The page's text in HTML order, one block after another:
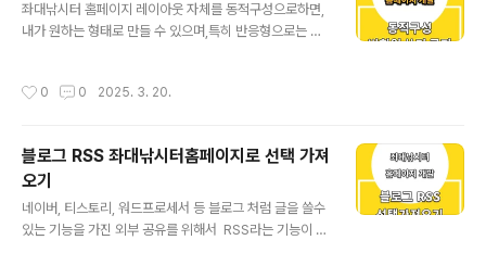
좌대낚시터 홈페이지 레이아웃 자체를 동적구성으로하면,
내가 원하는 형태로 만들 수 있으며,특히 반응형으로는 좀
(쉽게, 글쓰기, 댓글 작성 권한 등)이를 강제코딩을 하지 않
글들이 우후죽순 많아지면관리가 되지 않는 홈페이가 되
고, 이 영향이 기업의 아이덴티티에도 좋지 않은 이미지를
전달 하기 때문에직접 매일 관리를 하거나,아니면, 이러한
증상이 발생시, 개발자에게 연락을 하여 조치를 취해야 합
0 0 2025. 3. 20.
블로그 RSS 좌대낚시터홈페이지로 선택 가져
오기
네이버, 티스토리, 워드프로세서 등 블로그 처럼 글을 쓸수
있는 기능을 가진 외부 공유를 위해서 RSS라는 기능이 있